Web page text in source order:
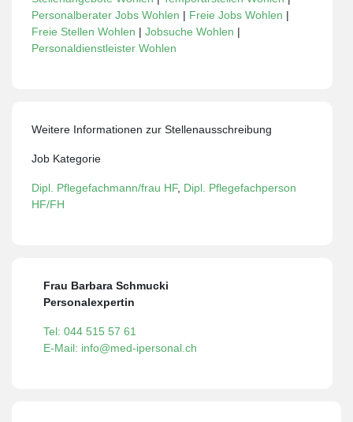
Personalberater Jobs Wohlen | Freie Jobs Wohlen |
Freie Stellen Wohlen | Jobsuche Wohlen |
Personaldienstleister Wohlen
Weitere Informationen zur Stellenausschreibung
Job Kategorie
Dipl. Pflegefachmann/frau HF, Dipl. Pflegefachperson
HF/FH
Frau Barbara Schmucki
Personalexpertin
Tel: 044 515 57 61
E-Mail: info@med-ipersonal.ch